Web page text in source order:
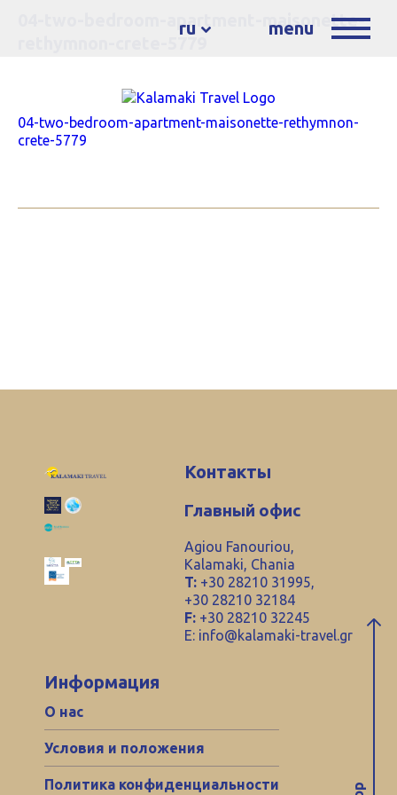
ru menu
04-two-bedroom-apartment-maisonette-
04-two-bedroom-apartment-maisonette-rethymnon-
crete-5779
Контакты
Главный офис
Agiou Fanouriou,
Kalamaki, Chania
T: +30 28210 31995,
+30 28210 32184
F: +30 28210 32245
E: info@kalamaki-travel.gr
Информация
О нас
Условия и положения
Политика конфиденциальности